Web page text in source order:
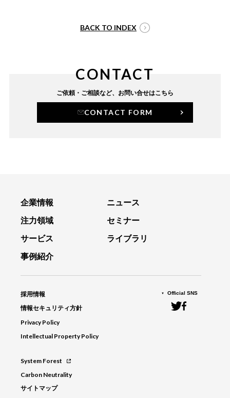
BACK TO INDEX
CONTACT
ご依頼・ご相談など、 お問い合せはこちら
CONTACT FORM
企業情報
注力領域
サービス
事例紹介
ニュース
セミナー
ライブラリ
採用情報
情報セキュリティ方針
Privacy Policy
Intellectual Property Policy
System Forest
Carbon Neutrality
サイトマップ
Official SNS